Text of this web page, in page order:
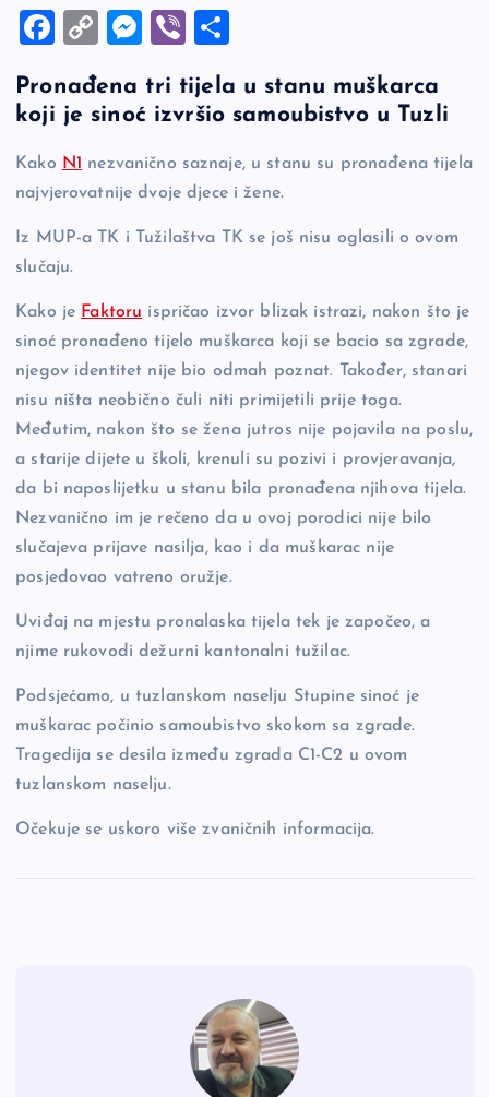
F
c
e
b
o
o
k
C
p
y
Li
n
k
M
se
n
g
er
Vi
er ar
e
Pronađena tri tijela u stanu muškarca
koji je sinoć izvršio samoubistvo u Tuzli
Kako N1 nezvanično saznaje, u stanu su pronađena tijela
najvjerovatnije dvoje djece i žene.
Iz MUP-a TK i Tužilaštva TK se još nisu oglasili o ovom
slučaju.
Kako je Faktoru ispričao izvor blizak istrazi, nakon što je
sinoć pronađeno tijelo muškarca koji se bacio sa zgrade,
njegov identitet nije bio odmah poznat. Također, stanari
nisu ništa neobično čuli niti primijetili prije toga.
Međutim, nakon što se žena jutros nije pojavila na poslu,
a starije dijete u školi, krenuli su pozivi i provjeravanja,
da bi naposlijetku u stanu bila pronađena njihova tijela.
Nezvanično im je rečeno da u ovoj porodici nije bilo
slučajeva prijave nasilja, kao i da muškarac nije
posjedovao vatreno oružje.
Uviđaj na mjestu pronalaska tijela tek je započeo, a
njime rukovodi dežurni kantonalni tužilac.
Podsjećamo, u tuzlanskom naselju Stupine sinoć je
muškarac počinio samoubistvo skokom sa zgrade.
Tragedija se desila između zgrada C1-C2 u ovom
tuzlanskom naselju.
Očekuje se uskoro više zvaničnih informacija.